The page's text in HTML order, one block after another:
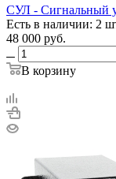
СУЛ - Сигнальный
Есть в наличии: 2
48 000 руб.
В корзину